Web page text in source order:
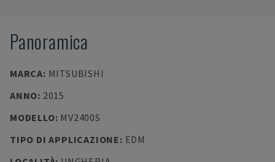
Panoramica
MARCA: MITSUBISHI
ANNO: 2015
MODELLO: MV2400S
TIPO DI APPLICAZIONE: EDM